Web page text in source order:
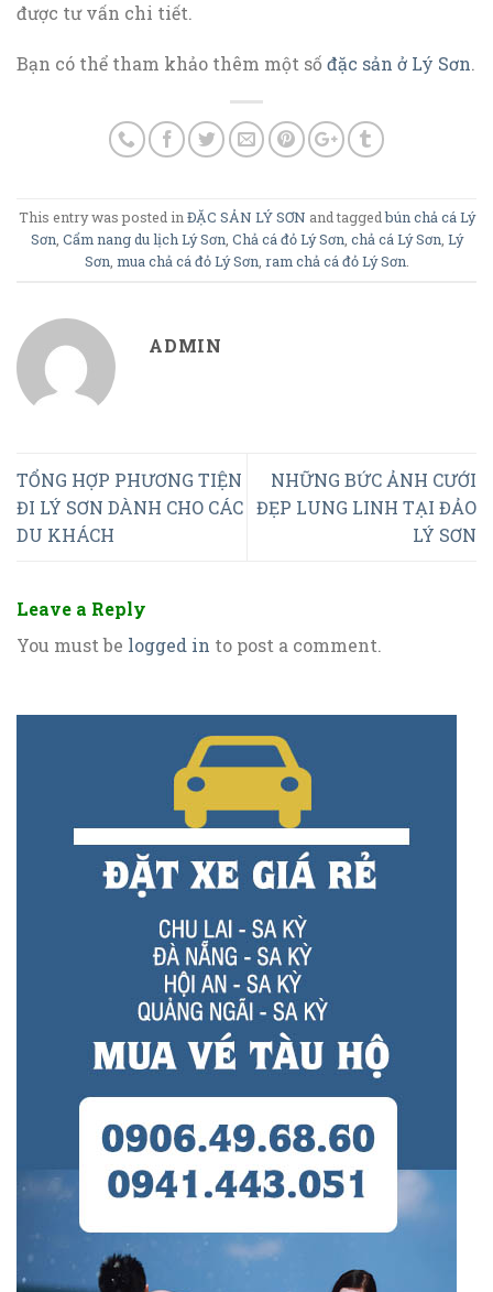
được tư vấn chi tiết.
Bạn có thể tham khảo thêm một số đặc sản ở Lý Sơn.
This entry was posted inĐẶC SẢN LÝ SƠN and taggedbún chả cá Lý
Sơn, Cẩm nang du lịch Lý Sơn, Chả cá đỏ Lý Sơn, chả cá Lý Sơn, Lý
Sơn, mua chả cá đỏ Lý Sơn, ram chả cá đỏ Lý Sơn.
ADMIN
TỔNG HỢP PHƯƠNG TIỆN
ĐI LÝ SƠN DÀNH CHO CÁC
DU KHÁCH
NHỮNG BỨC ẢNH CƯỚI
ĐẸP LUNG LINH TẠI ĐẢO
LÝ SƠN
Leave a Reply
You must be logged in to post a comment.